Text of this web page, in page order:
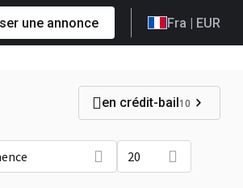
une annonce Fra | EUR
en crédit-bail10
20